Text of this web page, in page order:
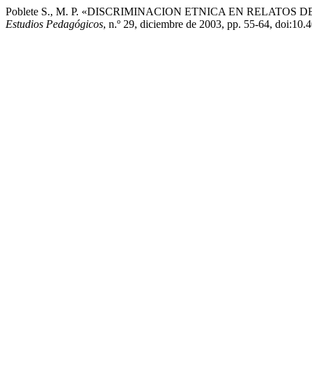
Poblete S., M. P. «DISCRIMINACION ETNICA EN RELATOS
Estudios Pedagógicos, n.º 29, diciembre de 2003, pp. 55-64,